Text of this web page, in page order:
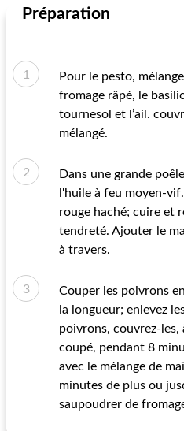
Préparation
Pour le pesto,
fromage râpé, le
tournesol et l’ail.
mélangé.
Dans une grande
l'huile à feu moyen-
rouge haché; cuire et
tendreté. Ajouter le
à travers.
Couper les poivrons
la longueur; enlevez
poivrons, couvrez-les,
coupé, pendant 8
avec le mélange de
minutes de plus ou
saupoudrer de